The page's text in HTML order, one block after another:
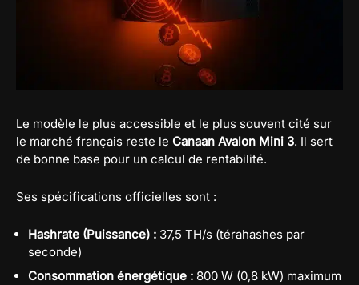
Le modèle le plus accessible et le plus souvent cité sur
le marché français reste le Canaan Avalon Mini 3. Il sert
de bonne base pour un calcul de rentabilité.
Ses spécifications officielles sont :
Hashrate (Puissance) : 37,5 TH/s (térahashes par
seconde)
Consommation énergétique : 800 W (0,8 kW) maximum